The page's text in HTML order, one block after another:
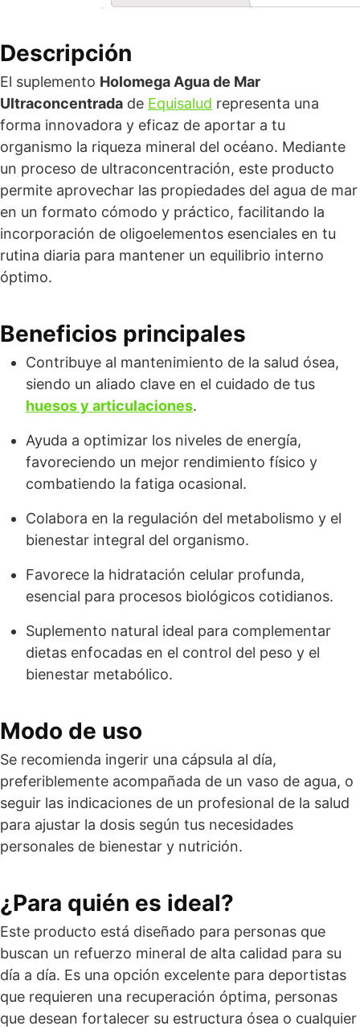
Descripción
El suplemento Holomega Agua de Mar
Ultraconcentrada de Equisalud representa una
forma innovadora y eficaz de aportar a tu
organismo la riqueza mineral del océano. Mediante
un proceso de ultraconcentración, este producto
permite aprovechar las propiedades del agua de mar
en un formato cómodo y práctico, facilitando la
incorporación de oligoelementos esenciales en tu
rutina diaria para mantener un equilibrio interno
óptimo.
Beneficios principales
Contribuye al mantenimiento de la salud ósea,
siendo un aliado clave en el cuidado de tus
huesos y articulaciones.
Ayuda a optimizar los niveles de energía,
favoreciendo un mejor rendimiento físico y
combatiendo la fatiga ocasional.
Colabora en la regulación del metabolismo y el
bienestar integral del organismo.
Favorece la hidratación celular profunda,
esencial para procesos biológicos cotidianos.
Suplemento natural ideal para complementar
dietas enfocadas en el control del peso y el
bienestar metabólico.
Modo de uso
Se recomienda ingerir una cápsula al día,
preferiblemente acompañada de un vaso de agua, o
seguir las indicaciones de un profesional de la salud
para ajustar la dosis según tus necesidades
personales de bienestar y nutrición.
¿Para quién es ideal?
Este producto está diseñado para personas que
buscan un refuerzo mineral de alta calidad para su
día a día. Es una opción excelente para deportistas
que requieren una recuperación óptima, personas
que desean fortalecer su estructura ósea o cualquier